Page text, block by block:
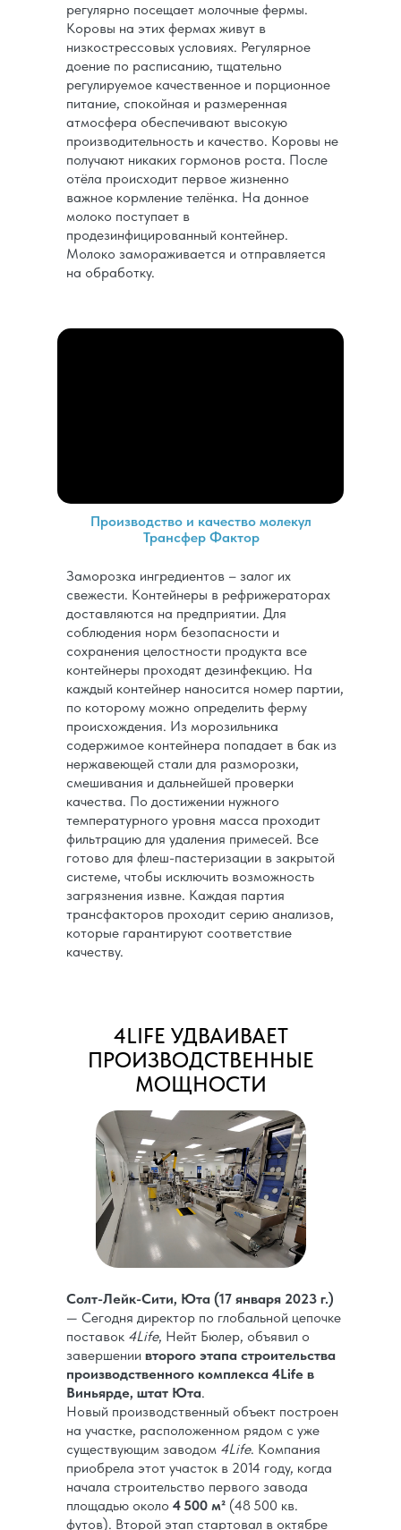
Заморозка ингредиентов – залог их
свежести. Контейнеры в рефрижераторах
доставляются на предприятии. Для
соблюдения норм безопасности и
сохранения целостности продукта все
контейнеры проходят дезинфекцию. На
каждый контейнер наносится номер партии,
по которому можно определить ферму
происхождения. Из морозильника
содержимое контейнера попадает в бак из
нержавеющей стали для разморозки,
смешивания и дальнейшей проверки
качества. По достижении нужного
температурного уровня масса проходит
фильтрацию для удаления примесей. Все
готово для флеш-пастеризации в закрытой
системе, чтобы исключить возможность
загрязнения извне. Каждая партия
трансфакторов проходит серию анализов,
которые гарантируют соответствие
качеству.
регулярно посещает молочные фермы.
Коровы на этих фермах живут в
низкострессовых условиях. Регулярное
доение по расписанию, тщательно
регулируемое качественное и порционное
питание, спокойная и размеренная
атмосфера обеспечивают высокую
производительность и качество. Коровы не
получают никаких гормонов роста. После
отёла происходит первое жизненно
важное кормление телёнка. На донное
молоко поступает в
продезинфицированный контейнер.
Молоко замораживается и отправляется
на обработку.
Производство и качество молекул
Трансфер Фактор
Солт-Лейк-Сити, Юта (17 января 2023 г.)
— Сегодня директор по глобальной цепочке
поставок 4Life, Нейт Бюлер, объявил о
завершении второго этапа строительства
производственного комплекса 4Life в
Виньярде, штат Юта.
Новый производственный объект построен
на участке, расположенном рядом с уже
существующим заводом 4Life. Компания
приобрела этот участок в 2014 году, когда
начала строительство первого завода
площадью около 4 500 м² (48 500 кв.
футов). Второй этап стартовал в октябре
4LIFE УДВАИВАЕТ
ПРОИЗВОДСТВЕННЫЕ
МОЩНОСТИ